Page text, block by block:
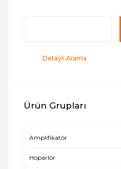
Detaylı Arama
Ürün Grupları
Amplifikatör
Hoparlör